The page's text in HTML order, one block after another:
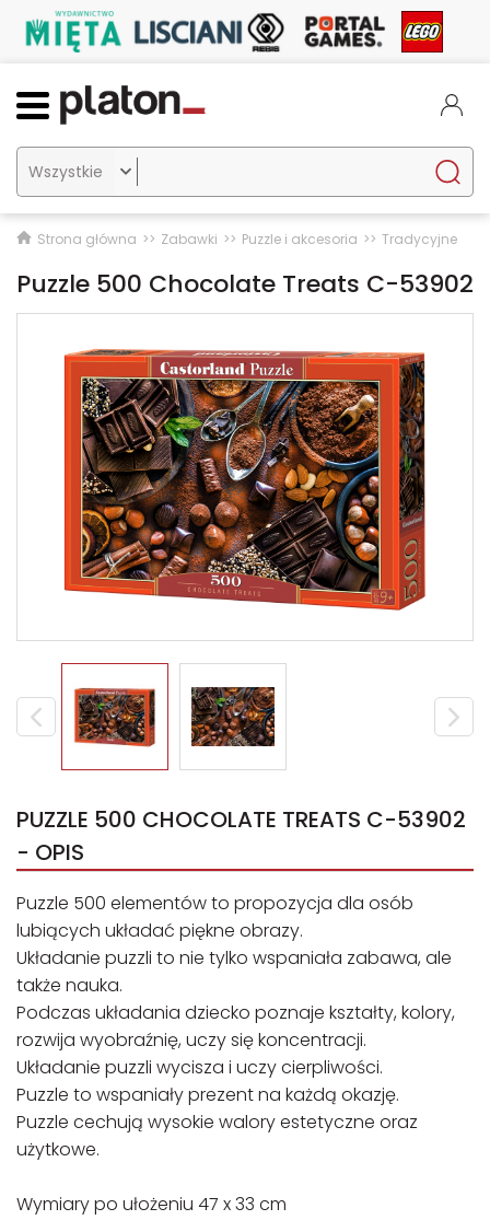

Strona główna Zabawki Puzzle i akcesoria Tradycyjne
Puzzle 500 Chocolate Treats C-53902
PUZZLE 500 CHOCOLATE TREATS C-53902
- OPIS
Puzzle 500 elementów to propozycja dla osób
lubiących układać piękne obrazy.
Układanie puzzli to nie tylko wspaniała zabawa, ale
także nauka.
Podczas układania dziecko poznaje kształty, kolory,
rozwija wyobraźnię, uczy się koncentracji.
Układanie puzzli wycisza i uczy cierpliwości.
Puzzle to wspaniały prezent na każdą okazję.
Puzzle cechują wysokie walory estetyczne oraz
użytkowe.
Wymiary po ułożeniu 47 x 33 cm